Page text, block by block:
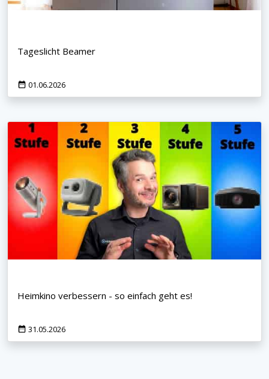
Tageslicht Beamer
01.06.2026
Heimkino verbessern - so einfach geht es!
31.05.2026